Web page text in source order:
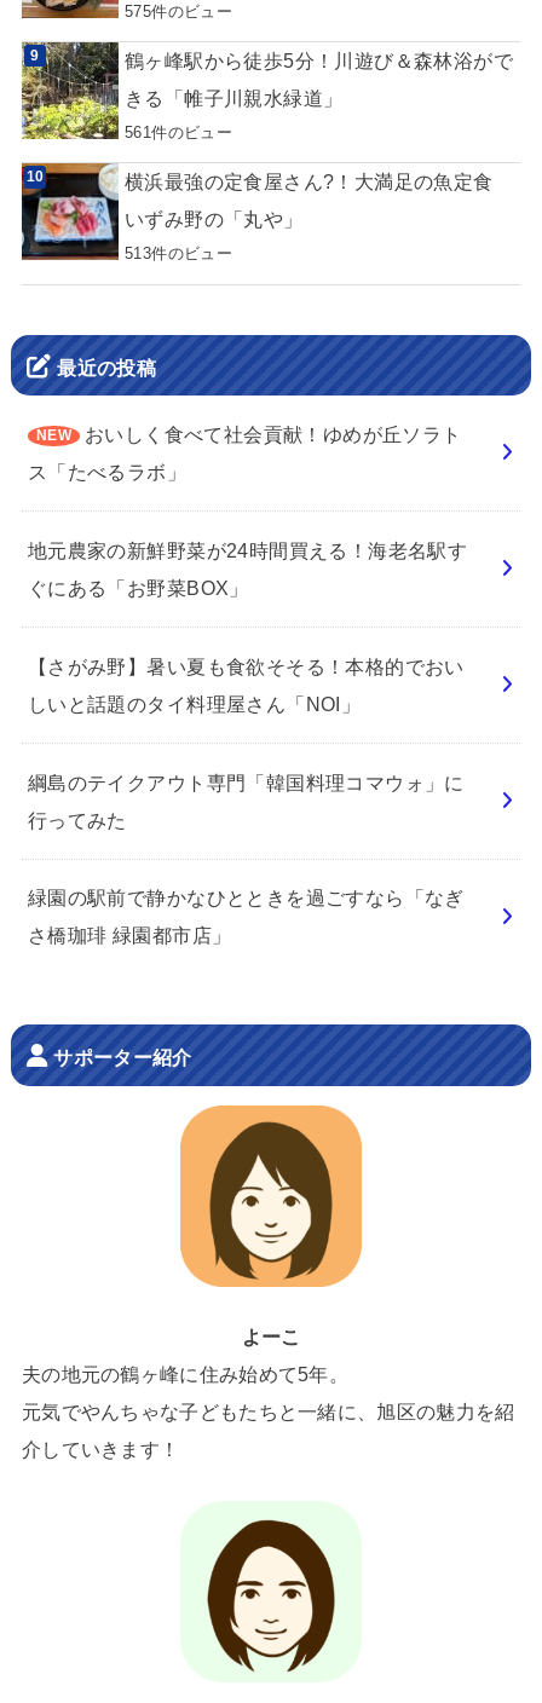
575件のビュー
鶴ヶ峰駅から徒歩5分！川遊び＆森林浴がで
きる「帷子川親水緑道」
561件のビュー
横浜最強の定食屋さん?！大満足の魚定食
いずみ野の「丸や」
513件のビュー
最近の投稿
おいしく食べて社会貢献！ゆめが丘ソラト
ス「たべるラボ」
地元農家の新鮮野菜が24時間買える！海老名駅す
ぐにある「お野菜BOX」
【さがみ野】暑い夏も食欲そそる！本格的でおい
しいと話題のタイ料理屋さん「NOI」
綱島のテイクアウト専門「韓国料理コマウォ」に
行ってみた
緑園の駅前で静かなひとときを過ごすなら「なぎ
さ橋珈琲 緑園都市店」
サポーター紹介
よーこ
夫の地元の鶴ヶ峰に住み始めて5年。
元気でやんちゃな子どもたちと一緒に、旭区の魅力を紹
介していきます！